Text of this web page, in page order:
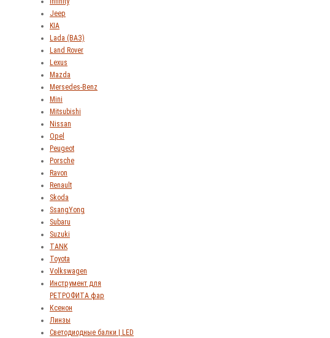
Jeep
KIA
Lada (ВАЗ)
Land Rover
Lexus
Mazda
Mersedes-Benz
Mini
Mitsubishi
Nissan
Opel
Peugeot
Porsche
Ravon
Renault
Skoda
SsangYong
Subaru
Suzuki
TANK
Toyota
Volkswagen
Инструмент для
РЕТРОФИТА фар
Ксенон
Линзы
Светодиодные балки | LED